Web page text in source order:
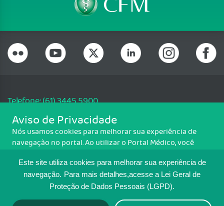
Este site utiliza cookies para melhorar sua experiência de
navegação. Para mais detalhes,acesse a Lei Geral de
Proteção de Dados Pessoais (LGPD).
Telefone: (61) 3445 5900
Email: cfm@portalmedico.org.br
SGAS 616, Conjunto D, Lote 115, L2 Sul, Brasília/DF - CEP: 70200-760 -
CNPJ: 33.583.550/0001-30
MAPA DO SITE
TRANSPARÊNCIA E PRESTAÇÃO DE
Aviso de Privacidade
Nós usamos cookies para melhorar sua experiência de
navegação no portal. Ao utilizar o Portal Médico, você
Para ter mais informações sobre como isso é feito, acesse
Política de cookies. Se você concorda, clique em ACEITO.